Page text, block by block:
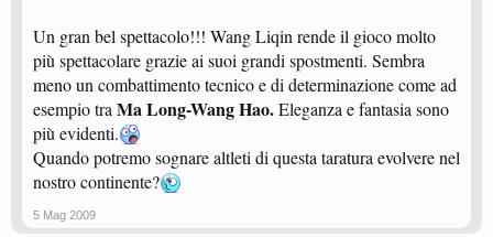
Un gran bel spettacolo!!! Wang Liqin rende il gioco molto
più spettacolare grazie ai suoi grandi spostmenti. Sembra
meno un combattimento tecnico e di determinazione come ad
esempio tra Ma Long-Wang Hao.Eleganza e fantasia sono
più evidenti.
Quando potremo sognare altleti di questa taratura evolvere nel
nostro continente?
5 Mag 2009